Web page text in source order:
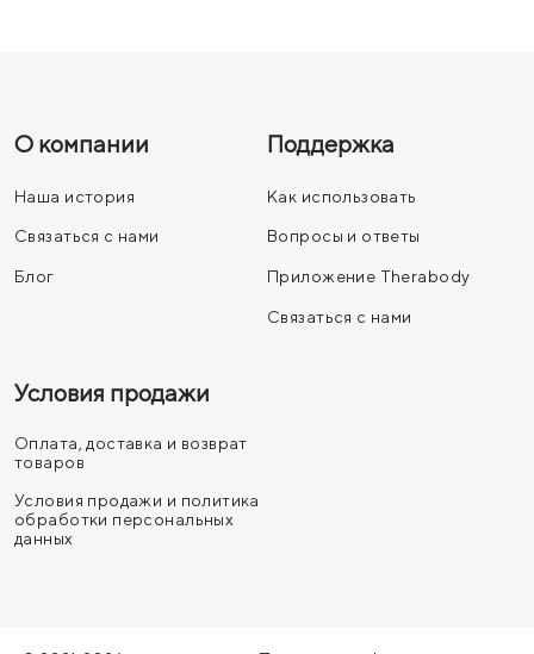
О компании
Наша история
Связаться с нами
Блог
Поддержка
Как использовать
Вопросы и ответы
Приложение Therabody
Связаться с нами
Условия продажи
Оплата, доставка и возврат
товаров
Условия продажи и политика
обработки персональных
данных